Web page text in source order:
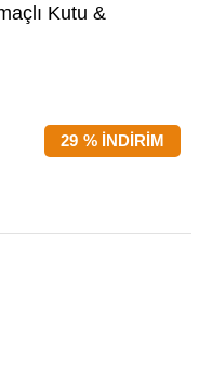
Kutu &
%
29 İNDIRIM